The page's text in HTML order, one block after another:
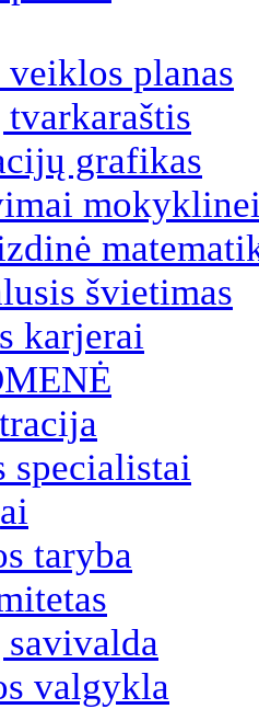
planas
grafikas
švietimas
karjerai
specialistai
taryba
valgykla